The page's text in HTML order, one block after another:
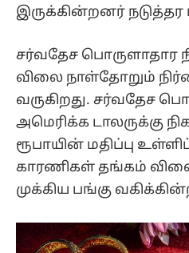
இருக்கின்றனர்
சர்வதேச பொருளாதார
விலை நாள்தோறும்
வருகிறது. சர்வதேச
அமெரிக்க டாலருக்கு
ரூபாயின் மதிப்பு
காரணிகள் தங்கம்
முக்கிய பங்கு